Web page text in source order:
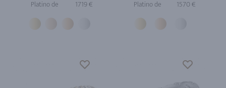
Platino de
1719 €
Platino de
1570 €